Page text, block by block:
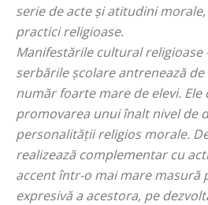
serie de acte și atitudini
practici religioase.
Manifestările cultural religioase
serbările școlare antrenează
număr foarte mare de elevi. Ele
promovarea unui înalt nivel de
personalității religios morale.
realizează complementar cu
accent într-o mai mare masură
expresivă a acestora, pe